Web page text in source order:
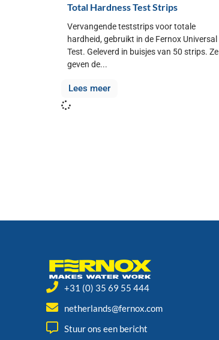
Total Hardness Test Strips
Vervangende teststrips voor totale
hardheid, gebruikt in de Fernox Universal
Test. Geleverd in buisjes van 50 strips. Ze
geven de...
Lees meer
+31 (0) 35 69 55 444
netherlands@fernox.com
Stuur ons een bericht